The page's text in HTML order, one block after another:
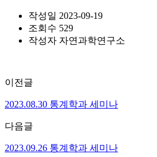
작성일 2023-09-19
조회수 529
작성자 자연과학연구소
이전글
2023.08.30 통계학과 세미나
다음글
2023.09.26 통계학과 세미나